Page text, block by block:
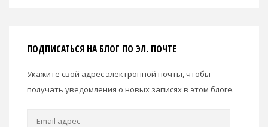
ПОДПИСАТЬСЯ НА БЛОГ ПО ЭЛ. ПОЧТЕ
Укажите свой адрес электронной почты, чтобы
получать уведомления о новых записях в этом блоге.
Email